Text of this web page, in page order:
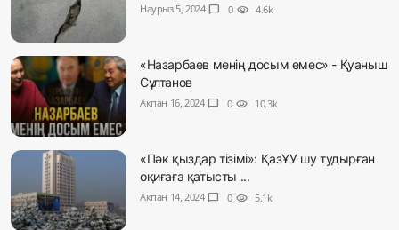
Наурыз 5, 2024 chat_bubble 0 visibility 4.6k
«Назарбаев менің досым емес» - Қуаныш
Сұлтанов
Ақпан 16, 2024 chat_bubble 0 visibility 10.3k
«Пәк қыздар тізімі»: ҚазҰУ шу тудырған
оқиғаға қатысты ...
Ақпан 14, 2024 chat_bubble 0 visibility 5.1k